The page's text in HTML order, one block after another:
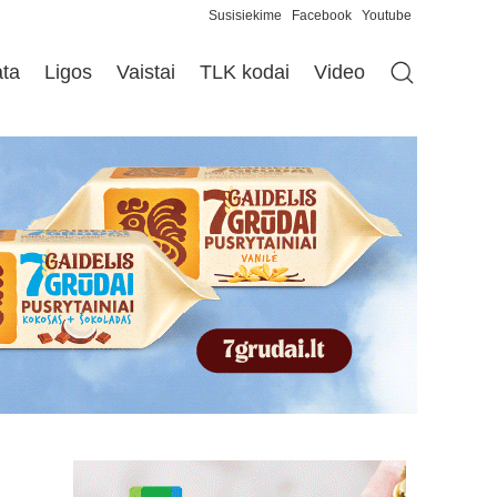
Susisiekime Facebook Youtube
Ligos Vaistai TLK kodai Video